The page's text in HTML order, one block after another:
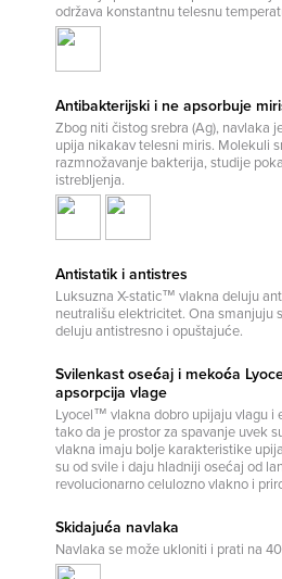
održava konstantnu telesnu
Antibakterijski i ne apsorbuje
Zbog niti čistog srebra (Ag), navlaka
upija nikakav telesni miris. Molekuli
razmnožavanje bakterija, studije
istrebljenja.
Antistatik i antistres
Luksuzna X-static™ vlakna deluju
neutrališu elektricitet. Ona smanjuju
deluju antistresno i opuštajuće.
Svilenkast osećaj i mekoća
apsorpcija vlage
Lyocel™ vlakna dobro upijaju vlagu i
tako da je prostor za spavanje uvek
vlakna imaju bolje karakteristike
su od svile i daju hladniji osećaj od
revolucionarno celulozno vlakno i
Skidajuća navlaka
Navlaka se može ukloniti i prati na